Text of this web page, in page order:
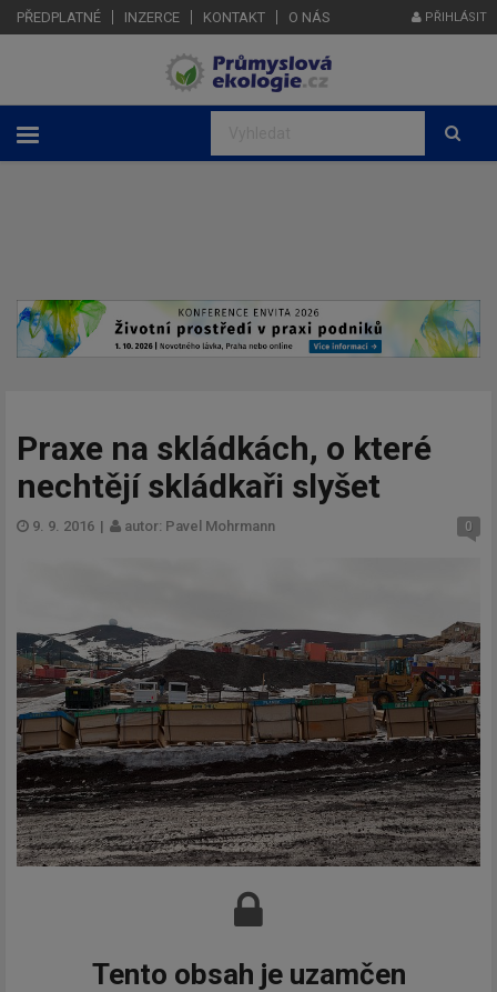
PŘEDPLATNÉ INZERCE KONTAKT O NÁS PŘIHLÁSIT
Praxe na skládkách, o které
nechtějí skládkaři slyšet
9. 9. 2016 | autor: Pavel Mohrmann 0
Tento obsah je uzamčen